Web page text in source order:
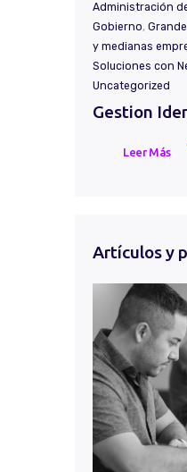
Administración
Gobierno,
y medianas
Soluciones con
Uncategorized
Gestion
Leer Más
Artículos y